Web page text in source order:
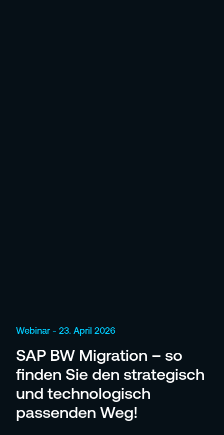
Webinar - 23. April 2026
SAP BW Migration – so
finden Sie den strategisch
und technologisch
passenden Weg!